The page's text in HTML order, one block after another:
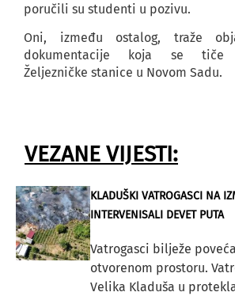
poručili su studenti u pozivu.
Oni, između ostalog, traže
dokumentacije koja se tiče
Željezničke stanice u Novom Sadu.
VEZANE VIJESTI:
KLADUŠKI VATROGASCI NA
INTERVENISALI DEVET PUTA
Vatrogasci bilježe
otvorenom prostoru.
Velika Kladuša u